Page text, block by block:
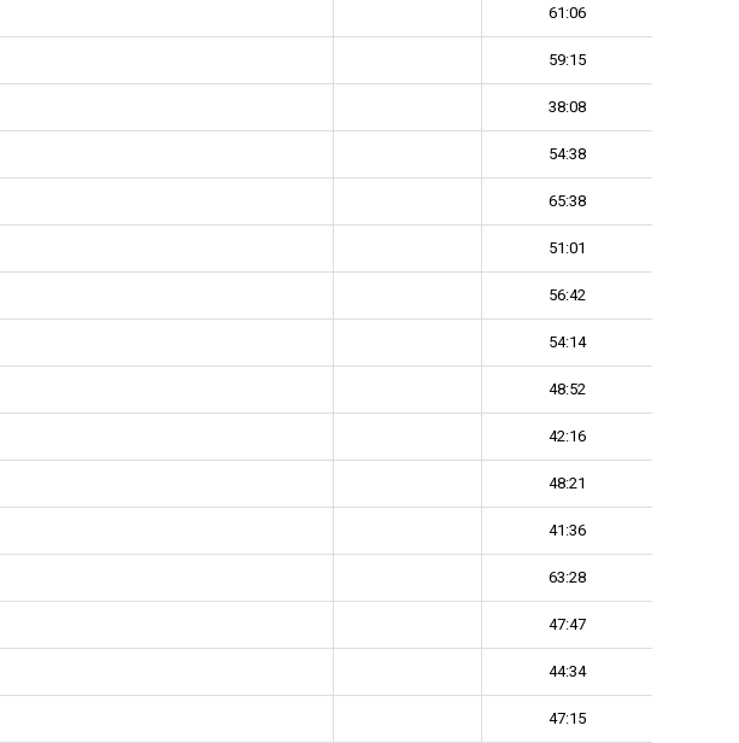
61:06
59:15
38:08
54:38
65:38
51:01
56:42
54:14
48:52
42:16
48:21
41:36
63:28
47:47
44:34
47:15